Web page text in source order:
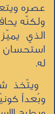
عصره
ولكنّه
الذي
استحسان
له.
ويتّخذ
وبُعداً